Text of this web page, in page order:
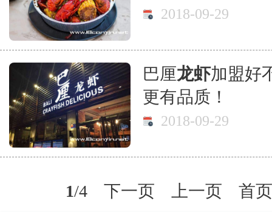
2018-09-29
巴厘龙虾加盟好
更有品质！
2018-09-29
1/4 下一页 上一页 首页